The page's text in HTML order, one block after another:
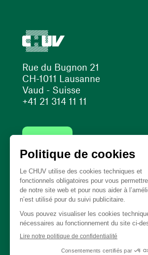
Rue du Bugnon 21
CH-1011 Lausanne
Vaud - Suisse
+41 21 314 11 11
(ouvre une nouvelle